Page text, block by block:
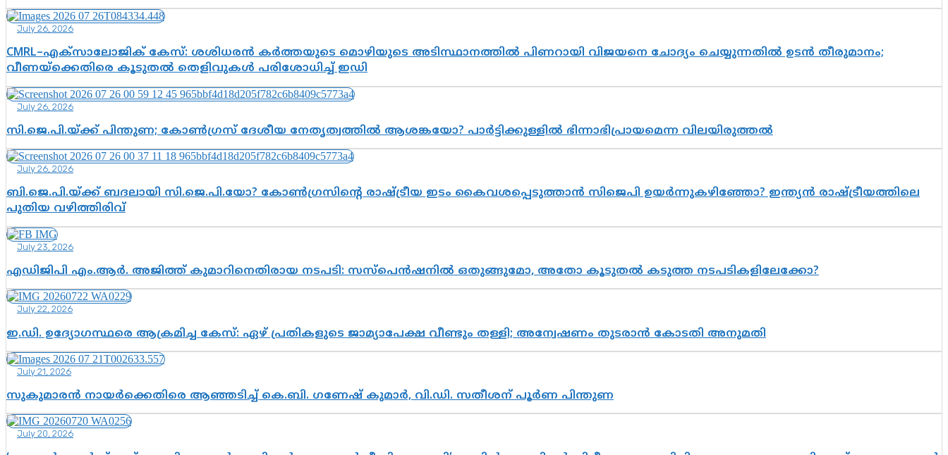
July 26, 2026
CMRL–എക്‌സാലോജിക് കേസ്: ശശിധരൻ കർത്തയുടെ മൊഴിയുടെ അടിസ്ഥാനത്തിൽ പിണറായി വിജയനെ ചോദ്യം ചെയ്യുന്നതിൽ ഉടൻ തീരുമാനം;
വീണയ്‌ക്കെതിരെ കൂടുതൽ തെളിവുകൾ പരിശോധിച്ച് ഇഡി
July 26, 2026
സി.ജെ.പി.യ്ക്ക് പിന്തുണ; കോൺഗ്രസ് ദേശീയ നേതൃത്വത്തിൽ ആശങ്കയോ? പാർട്ടിക്കുള്ളിൽ ഭിന്നാഭിപ്രായമെന്ന വിലയിരുത്തൽ
July 26, 2026
ബി.ജെ.പി.യ്ക്ക് ബദലായി സി.ജെ.പി.യോ? കോൺഗ്രസിന്റെ രാഷ്ട്രീയ ഇടം കൈവശപ്പെടുത്താൻ സിജെപി ഉയർന്നുകഴിഞ്ഞോ? ഇന്ത്യൻ രാഷ്ട്രീയത്തിലെ
പുതിയ വഴിത്തിരിവ്
July 23, 2026
എഡിജിപി എം.ആർ. അജിത്ത് കുമാറിനെതിരായ നടപടി: സസ്പെൻഷനിൽ ഒതുങ്ങുമോ, അതോ കൂടുതൽ കടുത്ത നടപടികളിലേക്കോ?
July 22, 2026
ഇ.ഡി. ഉദ്യോഗസ്ഥരെ ആക്രമിച്ച കേസ്: ഏഴ് പ്രതികളുടെ ജാമ്യാപേക്ഷ വീണ്ടും തള്ളി; അന്വേഷണം തുടരാൻ കോടതി അനുമതി
July 21, 2026
സുകുമാരൻ നായർക്കെതിരെ ആഞ്ഞടിച്ച് കെ.ബി. ഗണേഷ് കുമാർ, വി.ഡി. സതീശന് പൂർണ പിന്തുണ
July 20, 2026